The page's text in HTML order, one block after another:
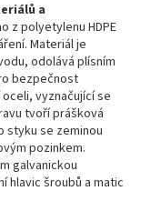
a
z polyetylenu HDPE
Materiál je
odolává plísním
bezpečnost
vyznačující se
tvoří prášková
styku se zeminou
pozinkem.
galvanickou
hlavic šroubů a matic